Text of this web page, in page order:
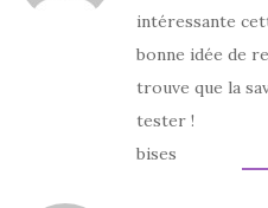
intéressante
bonne idée de
trouve que la
tester !
bises